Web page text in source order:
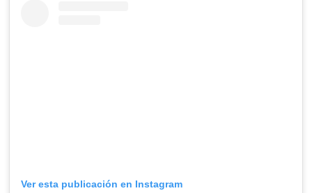
Ver esta publicación en Instagram